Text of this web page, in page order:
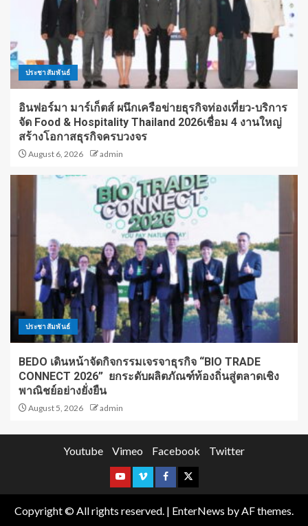
ประชาสัมพันธ์
อินฟอร์มา มาร์เก็ตส์ ผนึกเครือข่ายธุรกิจท่องเที่ยว-บริการ
จัด Food & Hospitality Thailand 2026เชื่อม 4 งานใหญ่
สร้างโอกาสธุรกิจครบวงจร
August 6, 2026 admin
ประชาสัมพันธ์
BEDO เดินหน้าจัดกิจกรรมเจรจาธุรกิจ “BIO TRADE
CONNECT 2026” ยกระดับผลิตภัณฑ์ท้องถิ่นสู่ตลาดเชิง
พาณิชย์อย่างยั่งยืน
August 5, 2026 admin
Youtube Vimeo Facebook Twitter
Copyright © All rights reserved. | EnterNews by AF themes.